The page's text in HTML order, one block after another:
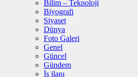
Bilim – Teknoloji
Biyografi
Siyaset
Dünya
Foto Galeri
Genel
Güncel
Gündem
İş ilanı